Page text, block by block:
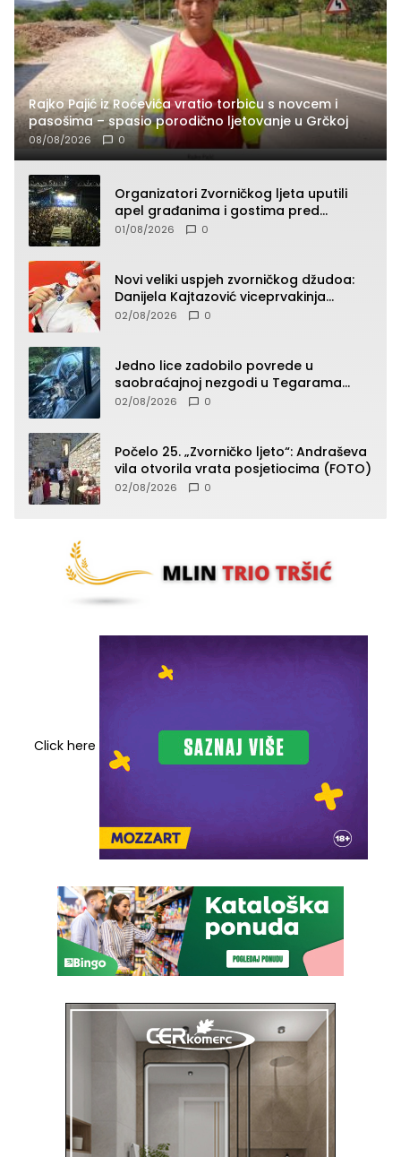
Rajko Pajić iz Roćevića vratio torbicu s novcem i
pasošima – spasio porodično ljetovanje u Grčkoj
08/08/2026 0
Organizatori Zvorničkog ljeta uputili
apel građanima i gostima pred
početak koncertnog programa
01/08/2026 0
Novi veliki uspjeh zvorničkog džudoa:
Danijela Kajtazović viceprvakinja
Balkana u seniorskoj konkurenciji
02/08/2026 0
Jedno lice zadobilo povrede u
saobraćajnoj nezgodi u Tegarama
(FOTO)
02/08/2026 0
Počelo 25. „Zvorničko ljeto“: Andraševa
vila otvorila vrata posjetiocima (FOTO)
02/08/2026 0
Click here